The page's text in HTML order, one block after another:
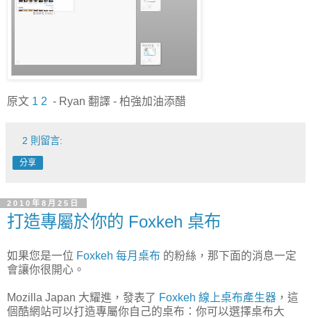
原文 1 2 - Ryan 翻譯 - 柏強加油添醋
2 則留言:
分享
2010年8月25日
打造專屬於你的 Foxkeh 桌布
如果您是一位 Foxkeh 每月桌布 的粉絲，那下面的消息一定
會讓你很開心。
Mozilla Japan 大耀進，發表了 Foxkeh 線上桌布產生器 ，這
個酷網站可以打造專屬你自己的桌布：你可以選擇桌布大